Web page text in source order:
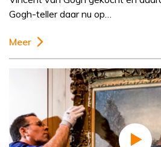
Gogh-teller daar nu op…
Meer